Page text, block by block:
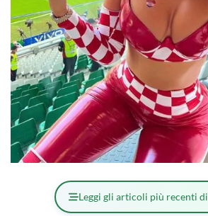
Leggi gli articoli più recenti di